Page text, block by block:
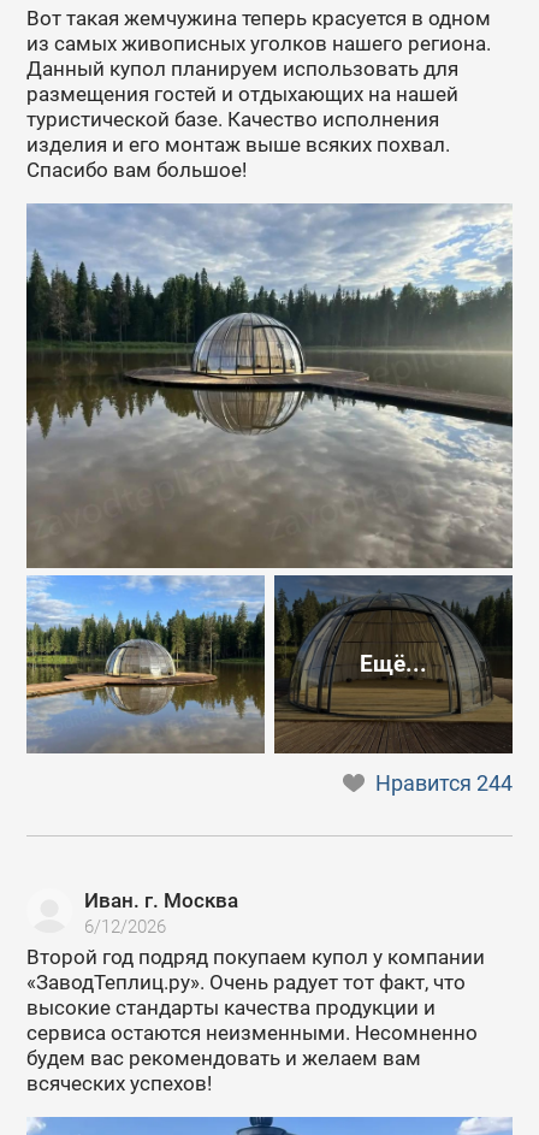
Вот такая жемчужина теперь красуется в одном
из самых живописных уголков нашего региона.
Данный купол планируем использовать для
размещения гостей и отдыхающих на нашей
туристической базе. Качество исполнения
изделия и его монтаж выше всяких похвал.
Спасибо вам большое!
Ещё...
Нравится244
Иван. г. Москва
6/12/2026
Второй год подряд покупаем купол у компании
«ЗаводТеплиц.ру». Очень радует тот факт, что
высокие стандарты качества продукции и
сервиса остаются неизменными. Несомненно
будем вас рекомендовать и желаем вам
всяческих успехов!